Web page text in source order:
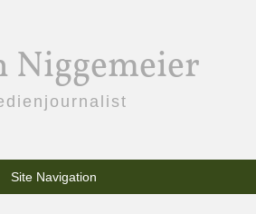
Niggemeier
Site Navigation